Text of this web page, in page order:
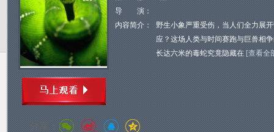
导 演：
内容简介：
野生小象严重受伤，当人们全力展
应？这场人类与时间赛跑与巨兽相
长达六米的毒蛇究竟隐藏在 [查看全
分享：